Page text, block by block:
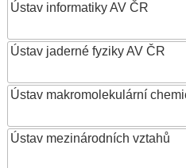
Ústav informatiky AV ČR
Ústav jaderné fyziky AV ČR
Ústav makromolekulární
Ústav mezinárodních vztahů